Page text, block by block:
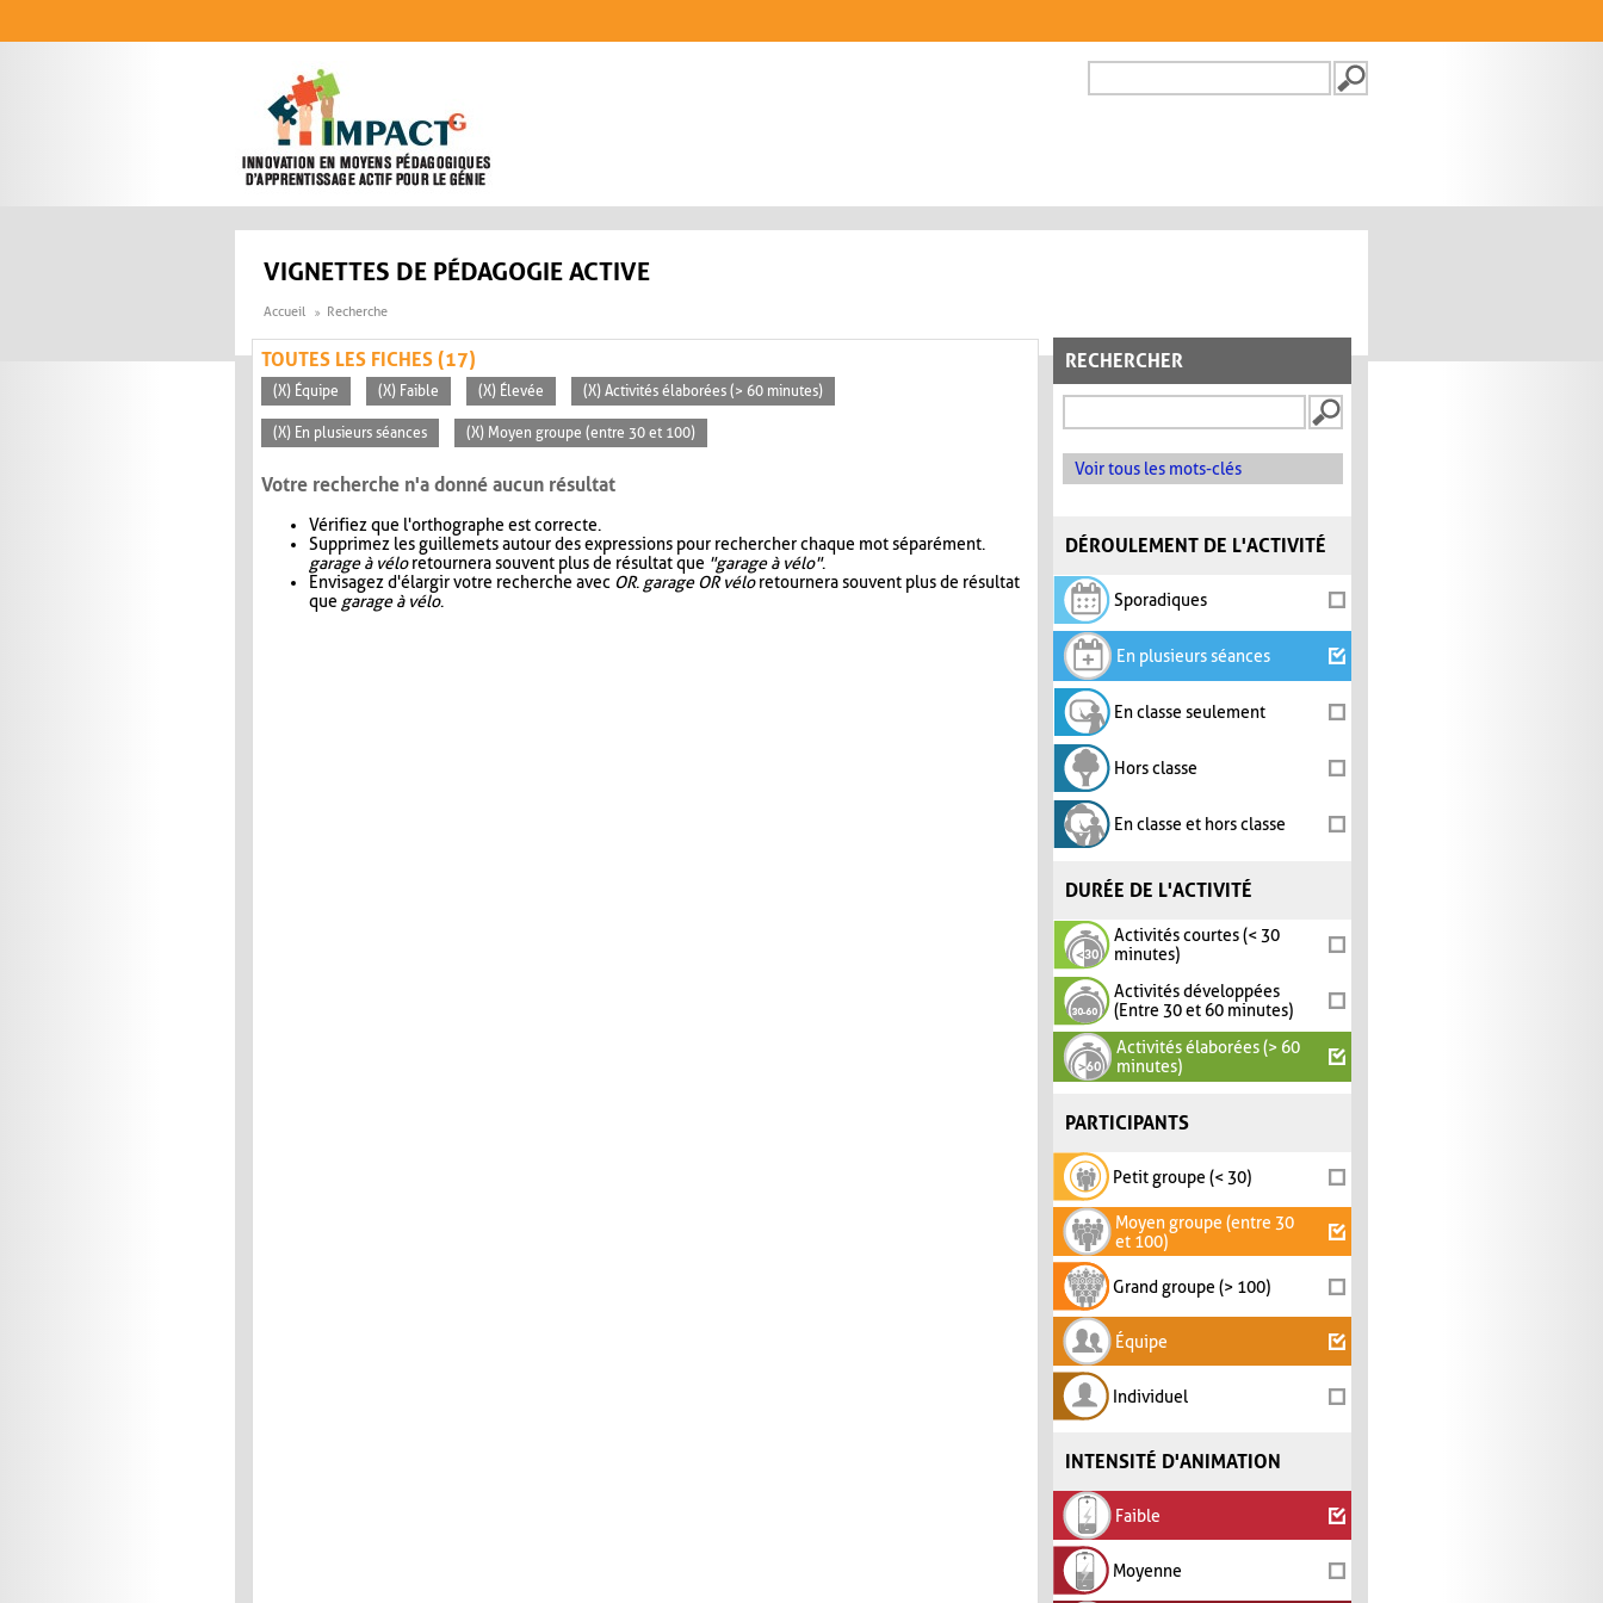
FORMULAIRE DE
VIGNETTES DE PÉDAGOGIE ACTIVE
Accueil Recherche
RECHERCHER
Voir tous les mots-clés
DÉROULEMENT DE L'ACTIVITÉ
Sporadiques
En plusieurs séances
En classe seulement
Hors classe
En classe et hors classe
DURÉE DE L'ACTIVITÉ
Activités courtes (< 30
minutes)
Activités développées
(Entre 30 et 60 minutes)
Activités élaborées (> 60
minutes)
PARTICIPANTS
Petit groupe (< 30)
Moyen groupe (entre 30
et 100)
Grand groupe (> 100)
Équipe
Individuel
INTENSITÉ D'ANIMATION
Faible
Moyenne
TOUTES LES FICHES (17)
(X) Équipe (X) Faible (X) Élevée (X) Activités élaborées (> 60 minutes)
(X) En plusieurs séances (X) Moyen groupe (entre 30 et 100)
Votre recherche n'a donné aucun résultat
Vérifiez que l'orthographe est correcte.
Supprimez les guillemets autour des expressions pour rechercher chaque mot séparément.
garage à véloretournera souvent plus de résultat que "garage à vélo".
Envisagez d'élargir votre recherche avec OR. garage OR véloretournera souvent plus de résultat
que garage à vélo.